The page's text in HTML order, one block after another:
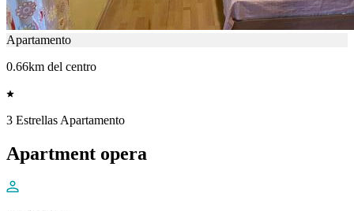
Apartamento
0.66km del centro
3 Estrellas Apartamento
Apartment opera